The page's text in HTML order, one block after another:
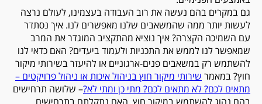
גם במקרים בהם נעשה את רוב העבודה בעצמינו, לעולם נרצה
לעשות יותר ממה שהמשאבים שלנו מאפשרים לנו. איך נסתדר
עם השמיכה הקצרה? איך נוציא מהתקציב המוגדר את המרב
שמאפשר לנו לממש את התכניות ולעמוד ביעדים? האם כדאי לנו
להשתמש רק במשאבים פנים-ארגוניים או להיעזר בשירותי מיקור
חוץ? במאמר שירותי מיקור חוץ בניהול איכות או ניהול פרויקטים –
מתאים לכם? לא מתאים לכם? מתי כן ומתי לא?– שלושה תרחישים